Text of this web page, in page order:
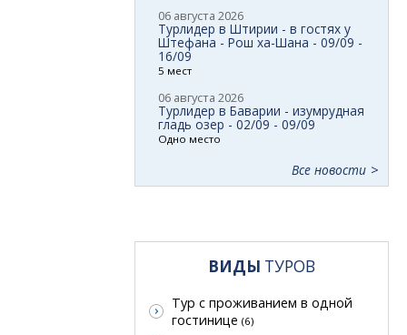
06 августа 2026
Турлидер в Штирии - в гостях у
Штефана - Рош ха-Шана - 09/09 -
16/09
5 мест
06 августа 2026
Турлидер в Баварии - изумрудная
гладь озер - 02/09 - 09/09
Одно место
Все новости
ВИДЫ ТУРОВ
Тур с проживанием в одной
гостинице (6)